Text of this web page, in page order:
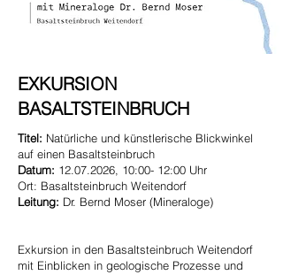
EXKURSION
BASALTSTEINBRUCH
Titel: Natürliche und künstlerische Blickwinkel
auf einen Basaltsteinbruch
Datum: 12.07.2026, 10:00- 12:00 Uhr
Ort: Basaltsteinbruch Weitendorf
Leitung: Dr. Bernd Moser (Mineraloge)
Exkursion in den Basaltsteinbruch Weitendorf
mit Einblicken in geologische Prozesse und